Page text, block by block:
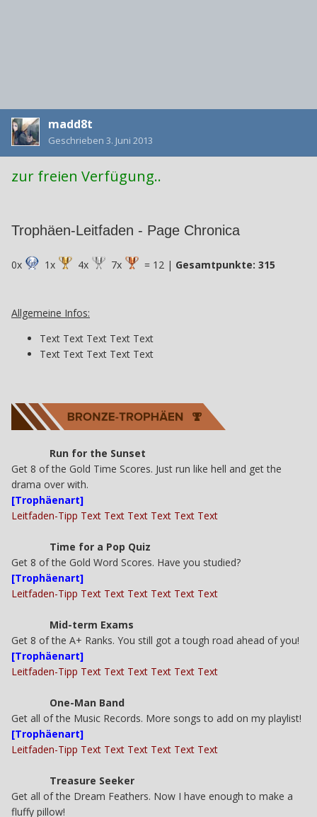
madd8t
Geschrieben 3. Juni 2013
zur freien Verfügung..
Trophäen-Leitfaden - Page Chronica
0x 1x 4x 7x = 12 | Gesamtpunkte: 315
Allgemeine Infos:
Text Text Text Text Text
Text Text Text Text Text
Run for the Sunset
Get 8 of the Gold Time Scores. Just run like hell and get the
drama over with.
[Trophäenart]
Leitfaden-Tipp Text Text Text Text Text Text
Time for a Pop Quiz
Get 8 of the Gold Word Scores. Have you studied?
[Trophäenart]
Leitfaden-Tipp Text Text Text Text Text Text
Mid-term Exams
Get 8 of the A+ Ranks. You still got a tough road ahead of you!
[Trophäenart]
Leitfaden-Tipp Text Text Text Text Text Text
One-Man Band
Get all of the Music Records. More songs to add on my playlist!
[Trophäenart]
Leitfaden-Tipp Text Text Text Text Text Text
Treasure Seeker
Get all of the Dream Feathers. Now I have enough to make a
fluffy pillow!